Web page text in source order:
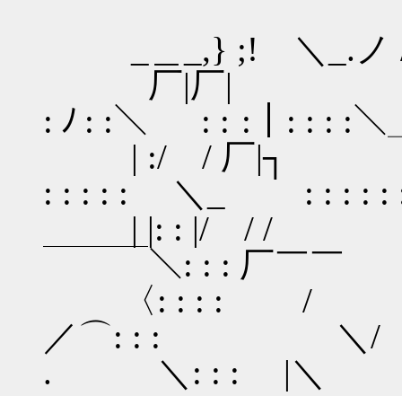
_＿_,} ;! ＼_.ノ /
厂|厂|
: ﾉ : :＼ : : :｜: : : :＼
| :/ / 厂
: : : : : ＼_ : : : :
| |: : |/ /
￣￣￣＼: : : 厂￣
〈: : :
／⌒: : : ＼
. ＼: : : |